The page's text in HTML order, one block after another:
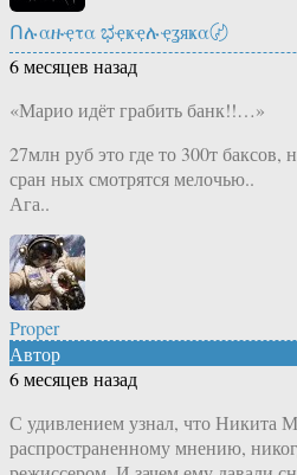
Ոሉαዙҿτα ಭҿҝҿሉҿʓяҝα〄
6 месяцев назад
«Марио идёт грабить банк!!…»
27млн руб это где то 300т баксов,
сран ных смотрятся мелочью..
Ага..
Proper
Автор
6 месяцев назад
С удивлением узнал, что Никита
распространенному мнению,